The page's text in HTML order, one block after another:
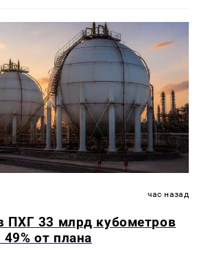
час назад
ПХГ 33 млрд кубометров
от плана